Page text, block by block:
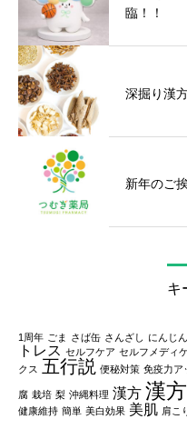
臨！！
深掘り漢
新年のご
キ
1周年 ごま さば缶 さんざし にんじん
トレス セルフケア セルフメディ
クス 五行説 便秘対策 免疫力ア
腐 栽培 梨 沖縄料理 漢方 漢
健康維持 簡単 美白効果 美肌 肩こ